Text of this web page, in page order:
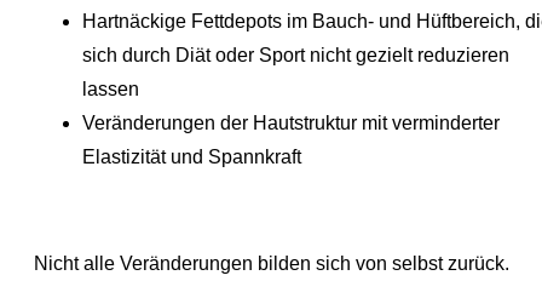
Hartnäckige Fettdepots im Bauch- und Hüftbereich,
sich durch Diät oder Sport nicht gezielt reduzieren
lassen
Veränderungen der Hautstruktur mit verminderter
Elastizität und Spannkraft
Nicht alle Veränderungen bilden sich von selbst zurück.